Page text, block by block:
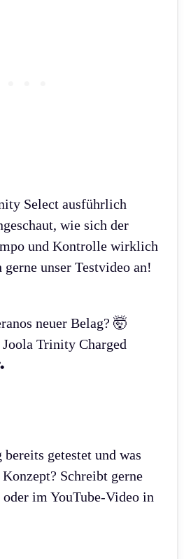
Select ausführlich
wie sich der
und Kontrolle wirklich
unser Testvideo an!
getestet und was
Schreibt gerne
im YouTube-Video in